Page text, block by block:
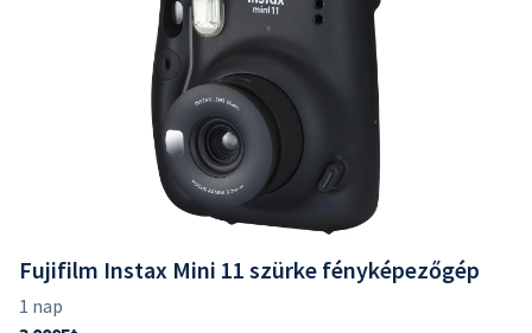
Fujifilm Instax Mini 11 szürke fényképezőgép